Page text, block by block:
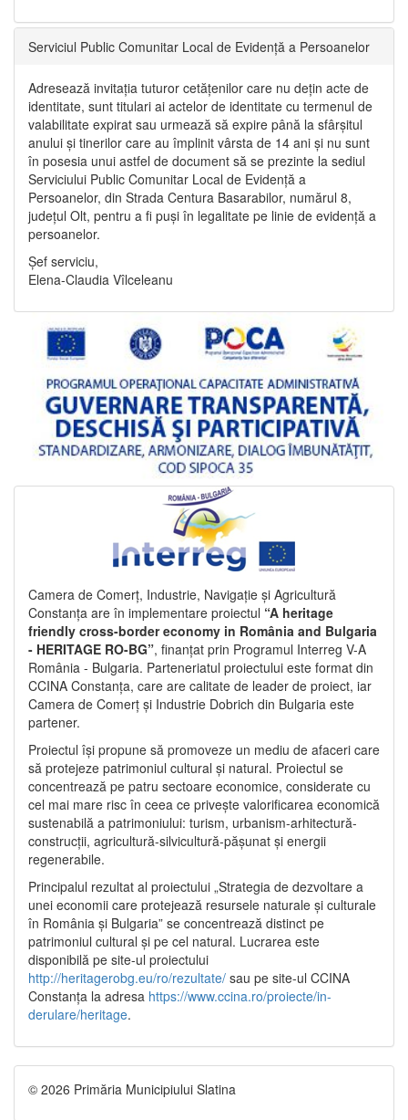
Serviciul Public Comunitar Local de Evidență a Persoanelor
Adresează invitația tuturor cetățenilor care nu dețin acte de
identitate, sunt titulari ai actelor de identitate cu termenul de
valabilitate expirat sau urmează să expire până la sfârșitul
anului și tinerilor care au împlinit vârsta de 14 ani și nu sunt
în posesia unui astfel de document să se prezinte la sediul
Serviciului Public Comunitar Local de Evidență a
Persoanelor, din Strada Centura Basarabilor, numărul 8,
județul Olt, pentru a fi puși în legalitate pe linie de evidență a
persoanelor.
Șef serviciu,
Elena-Claudia Vîlceleanu
Camera de Comerț, Industrie, Navigație și Agricultură
Constanța are în implementare proiectul “A heritage
friendly cross-border economy in România and Bulgaria
- HERITAGE RO-BG”, finanțat prin Programul Interreg V-A
România - Bulgaria. Parteneriatul proiectului este format din
CCINA Constanța, care are calitate de leader de proiect, iar
Camera de Comerț și Industrie Dobrich din Bulgaria este
partener.
Proiectul își propune să promoveze un mediu de afaceri care
să protejeze patrimoniul cultural și natural. Proiectul se
concentrează pe patru sectoare economice, considerate cu
cel mai mare risc în ceea ce privește valorificarea economică
sustenabilă a patrimoniului: turism, urbanism-arhitectură-
construcții, agricultură-silvicultură-pășunat și energii
regenerabile.
Principalul rezultat al proiectului „Strategia de dezvoltare a
unei economii care protejează resursele naturale și culturale
în România și Bulgaria” se concentrează distinct pe
patrimoniul cultural și pe cel natural. Lucrarea este
disponibilă pe site-ul proiectului
http://heritagerobg.eu/ro/rezultate/ sau pe site-ul CCINA
Constanța la adresa https://www.ccina.ro/proiecte/in-
derulare/heritage.
© 2026 Primăria Municipiului Slatina